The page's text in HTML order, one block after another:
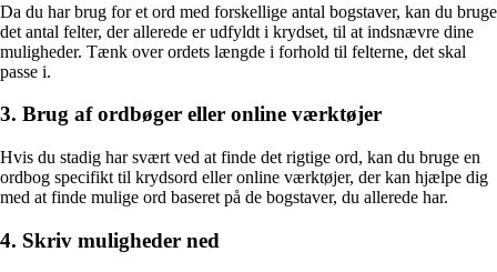
Da du har brug for et ord med forskellige antal bogstaver, kan du bruge
det antal felter, der allerede er udfyldt i krydset, til at indsnævre dine
muligheder. Tænk over ordets længde i forhold til felterne, det skal
passe i.
3. Brug af ordbøger eller online værktøjer
Hvis du stadig har svært ved at finde det rigtige ord, kan du bruge en
ordbog specifikt til krydsord eller online værktøjer, der kan hjælpe dig
med at finde mulige ord baseret på de bogstaver, du allerede har.
4. Skriv muligheder ned